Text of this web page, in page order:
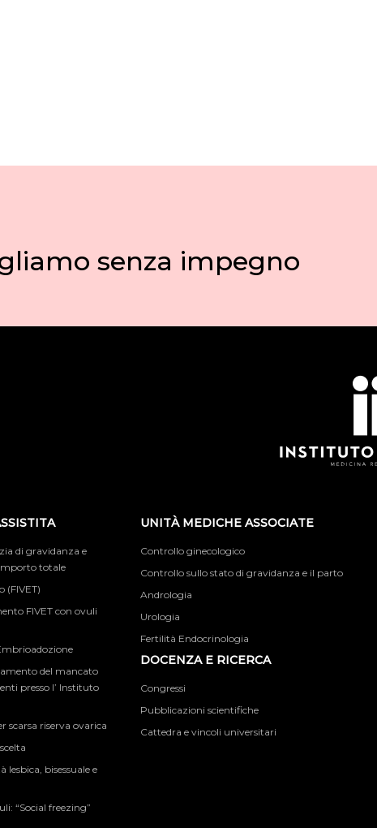
senza impegno
di gravidanza e
totale
(FIVET)
FIVET con ovuli
del mancato
presso l’ Instituto
riserva ovarica
lesbica, bisessuale e
“Social freezing”
UNITÀ MEDICHE ASSOCIATE
Controllo ginecologico
Controllo sullo stato di gravidanza e il parto
Andrologia
Urologia
Fertilità Endocrinologia
DOCENZA E RICERCA
Congressi
Pubblicazioni scientifiche
Cattedra e vincoli universitari